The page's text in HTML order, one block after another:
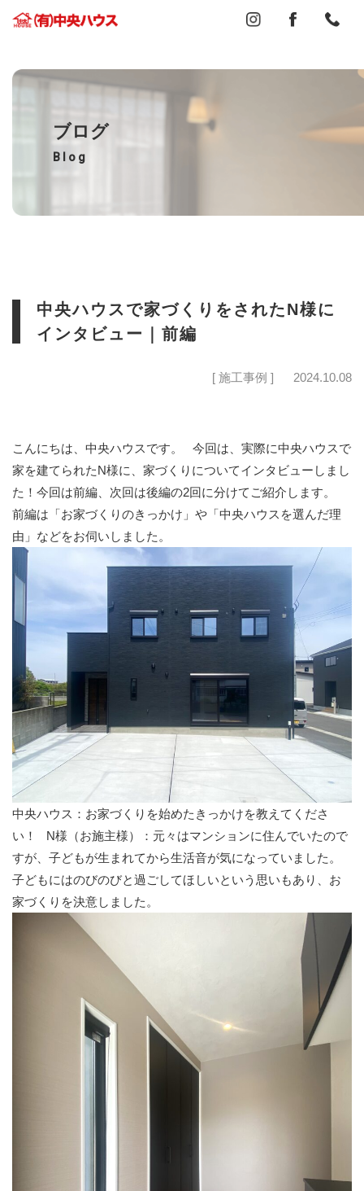
ブログ
Blog
中央ハウスで家づくりをされたN様に
インタビュー｜前編
[ 施工事例 ] 2024.10.08
こんにちは、中央ハウスです。
今回は、実際に中央ハウスで
家を建てられたN様に、家づくりについてインタビューしまし
た！今回は前編、次回は後編の2回に分けてご紹介します。
前編は「お家づくりのきっかけ」や「中央ハウスを選んだ理
由」などをお伺いしました。
中央ハウス：お家づくりを始めたきっかけを教えてくださ
い！
N様（お施主様）：元々はマンションに住んでいたので
すが、子どもが生まれてから生活音が気になっていました。
子どもにはのびのびと過ごしてほしいという思いもあり、お
家づくりを決意しました。